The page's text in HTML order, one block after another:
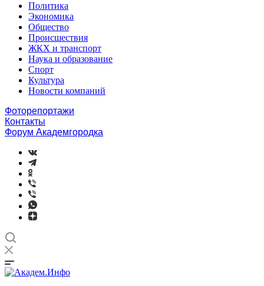
Политика
Экономика
Общество
Происшествия
ЖКХ и транспорт
Наука и образование
Спорт
Культура
Новости компаний
Фоторепортажи
Контакты
Форум Академгородка